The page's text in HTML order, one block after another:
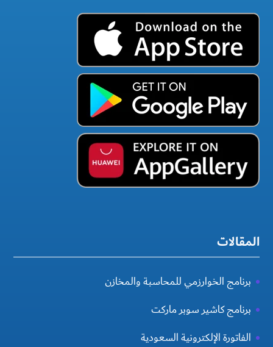
المقالات
برنامج الخوارزمي للمحاسبة والمخازن
برنامج كاشير سوبر ماركت
الفاتورة الإلكترونية السعودية